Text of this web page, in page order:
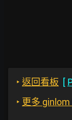
‣ 返回看板 [
‣ 更多 ginlom